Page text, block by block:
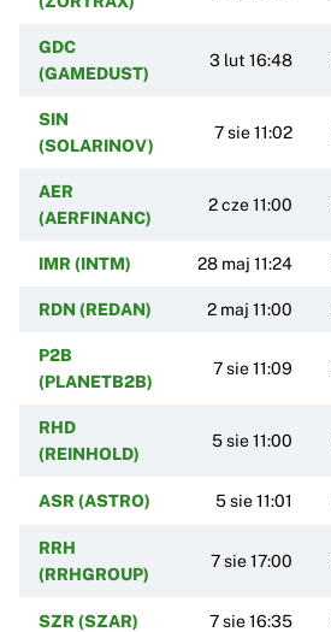
GDC
(GAMEDUST)
3 lut 16:48
SIN
(SOLARINOV)
7 sie 11:02
AER
(AERFINANC)
2 cze 11:00
IMR (INTM) 28 maj 11:24
RDN (REDAN) 2 maj 11:00
P2B
(PLANETB2B)
7 sie 11:09
RHD
(REINHOLD)
5 sie 11:00
ASR (ASTRO) 5 sie 11:01
RRH
(RRHGROUP)
7 sie 17:00
SZR (SZAR) 7 sie 16:35